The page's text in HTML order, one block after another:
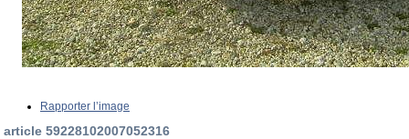
Rapporter l’image
article 59228102007052316